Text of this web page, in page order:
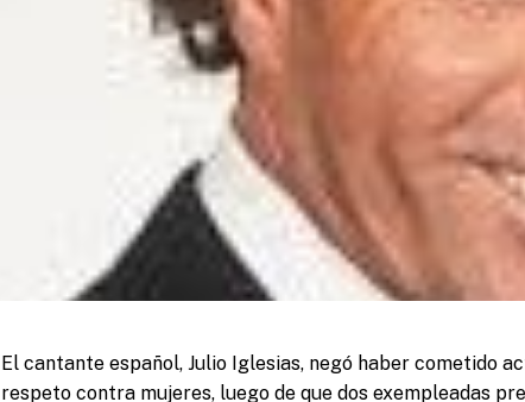
El cantante español, Julio Iglesias, negó haber cometido
respeto contra mujeres, luego de que dos exempleadas